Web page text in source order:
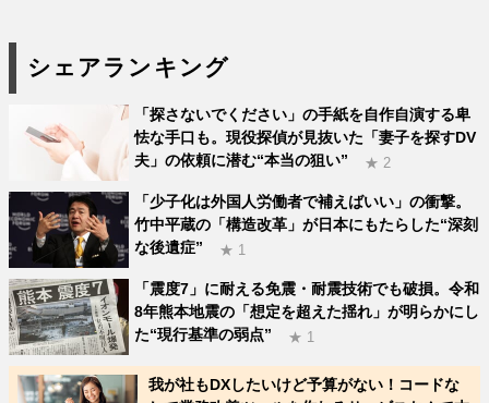
シェアランキング
「探さないでください」の手紙を自作自演する卑
怯な手口も。現役探偵が見抜いた「妻子を探すDV
夫」の依頼に潜む“本当の狙い”
★ 2
「少子化は外国人労働者で補えばいい」の衝撃。
竹中平蔵の「構造改革」が日本にもたらした“深刻
な後遺症”
★ 1
「震度7」に耐える免震・耐震技術でも破損。令和
8年熊本地震の「想定を超えた揺れ」が明らかにし
た“現行基準の弱点”
★ 1
我が社もDXしたいけど予算がない！コードな